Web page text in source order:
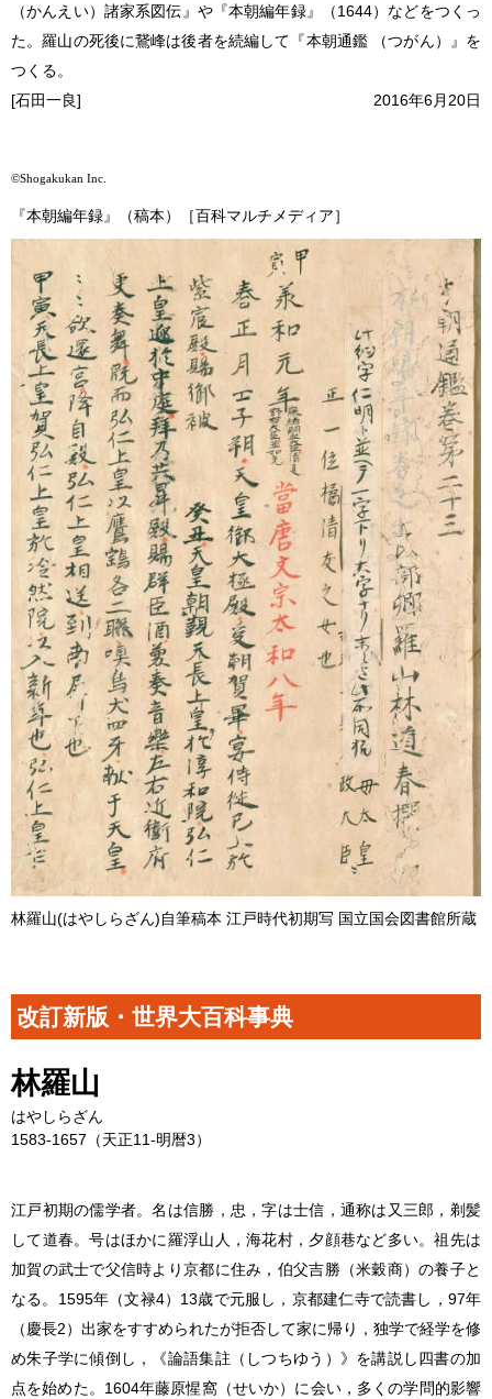
（かんえい）諸家系図伝』や『本朝編年録』（1644）などをつくっ
た。羅山の死後に鵞峰は後者を続編して『本朝通鑑 （つがん）』を
つくる。
[石田一良]
2016年6月20日
©Shogakukan Inc.
『本朝編年録』（稿本）［百科マルチメディア］
林羅山(はやしらざん)自筆稿本 江戸時代初期写 国立国会図書館所蔵
改訂新版・世界大百科事典
林羅山
はやしらざん
1583-1657（天正11-明暦3）
江戸初期の儒学者。名は信勝，忠，字は士信，通称は又三郎，剃髪
して道春。号はほかに羅浮山人，海花村，夕顔巷など多い。祖先は
加賀の武士で父信時より京都に住み，伯父吉勝（米穀商）の養子と
なる。1595年（文禄4）13歳で元服し，京都建仁寺で読書し，97年
（慶長2）出家をすすめられたが拒否して家に帰り，独学で経学を修
め朱子学に傾倒し，《論語集註（しつちゆう）》を講説し四書の加
点を始めた。1604年藤原惺窩（せいか）に会い，多くの学問的影響